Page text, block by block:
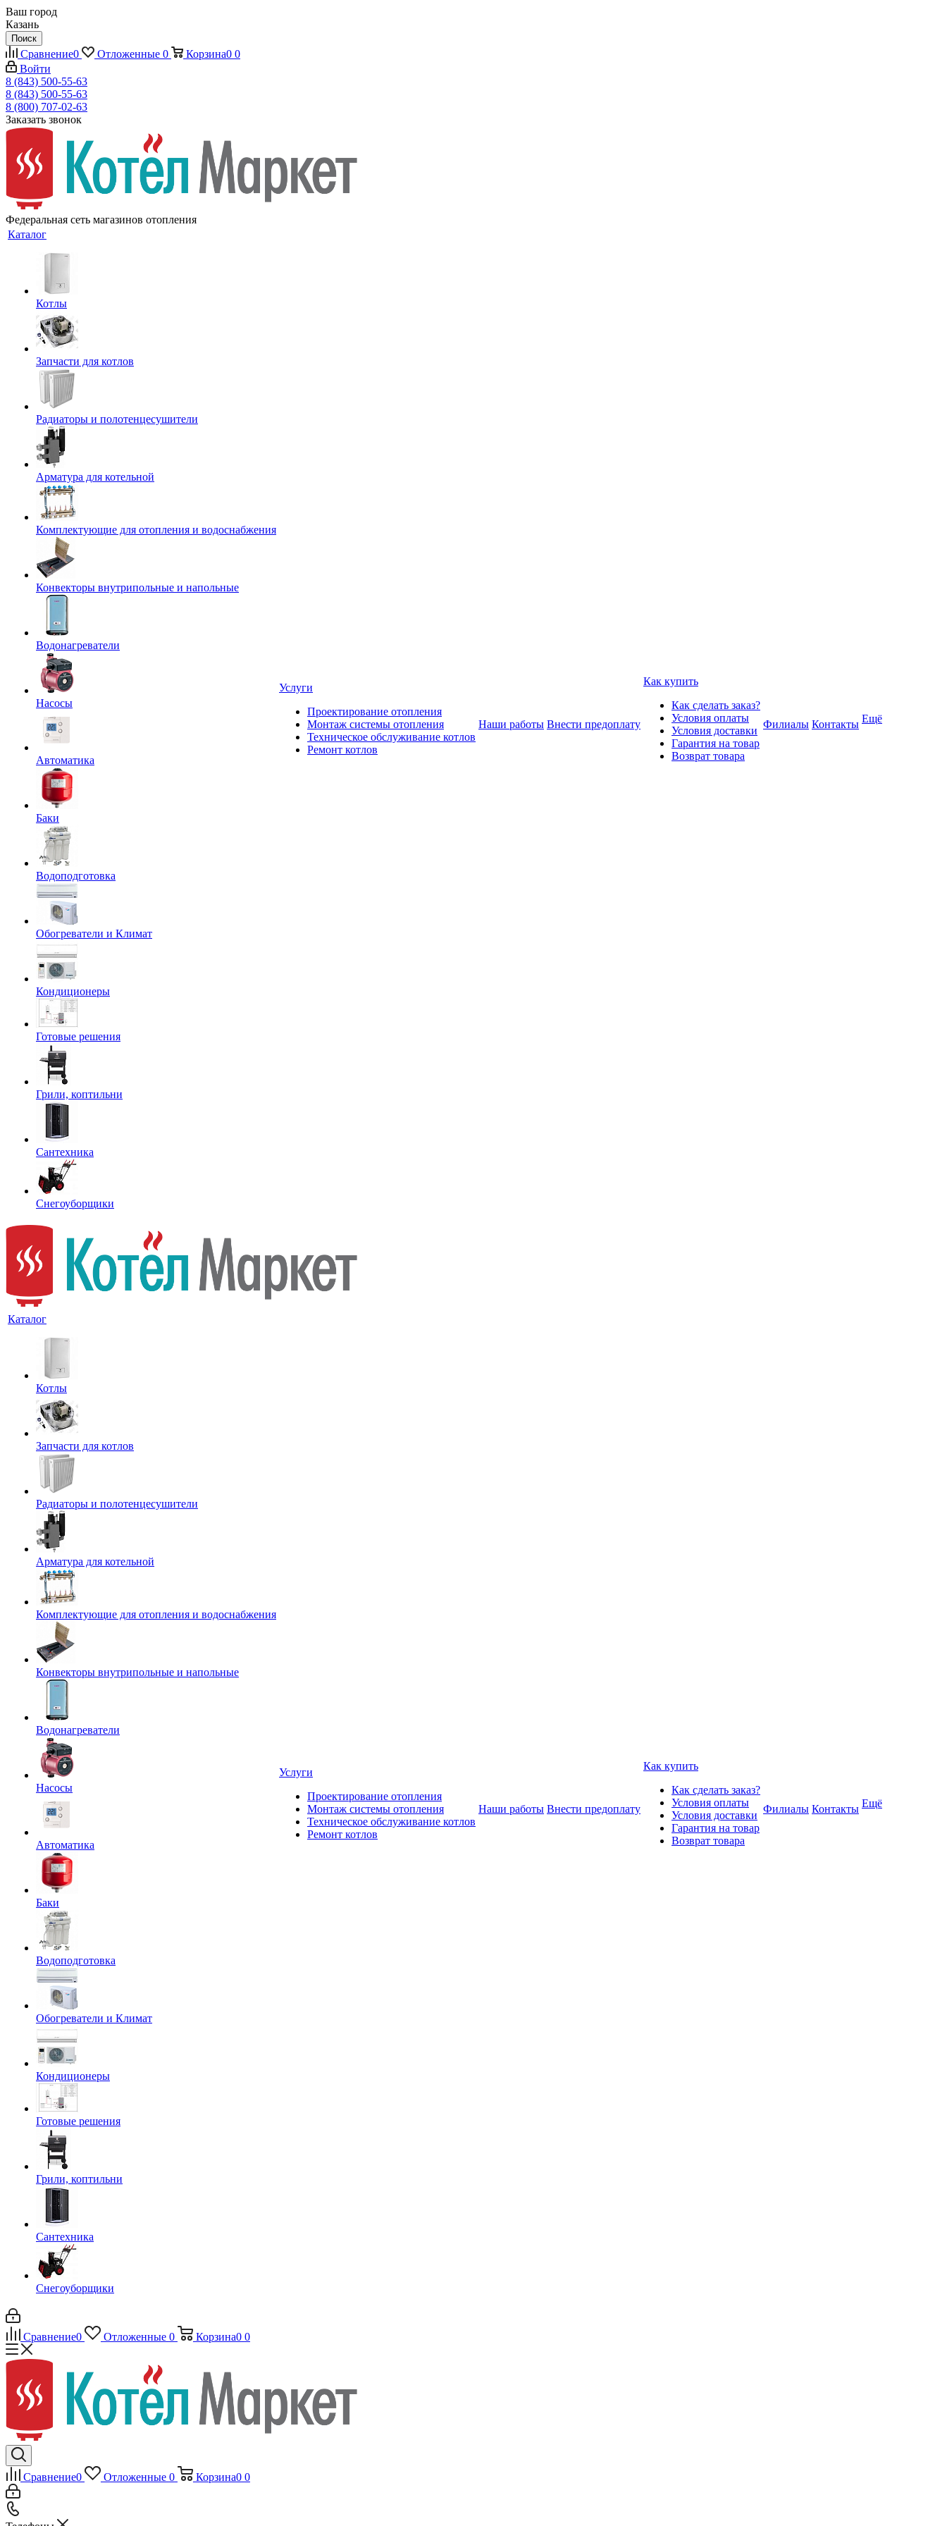
Ваш город
Казань
Поиск
Сравнение0 Отложенные 0 Корзина0 0
Войти
8 (843) 500-55-63
8 (843) 500-55-63
8 (800) 707-02-63
Заказать звонок
Федеральная сеть магазинов отопления
Каталог
Котлы
Запчасти для котлов
Радиаторы и полотенцесушители
Арматура для котельной
Комплектующие для отопления и водоснабжения
Конвекторы внутрипольные и напольные
Водонагреватели
Насосы
Автоматика
Баки
Водоподготовка
Обогреватели и Климат
Кондиционеры
Готовые решения
Грили, коптильни
Сантехника
Снегоуборщики
Услуги
Проектирование отопления
Монтаж системы отопления
Техническое обслуживание котлов
Ремонт котлов
Наши работы Внести предоплату
Как купить
Как сделать заказ?
Условия оплаты
Условия доставки
Гарантия на товар
Возврат товара
Филиалы Контакты Ещё
Каталог
Котлы
Запчасти для котлов
Радиаторы и полотенцесушители
Арматура для котельной
Комплектующие для отопления и водоснабжения
Конвекторы внутрипольные и напольные
Водонагреватели
Насосы
Автоматика
Баки
Водоподготовка
Обогреватели и Климат
Кондиционеры
Готовые решения
Грили, коптильни
Сантехника
Снегоуборщики
Услуги
Проектирование отопления
Монтаж системы отопления
Техническое обслуживание котлов
Ремонт котлов
Наши работы Внести предоплату
Как купить
Как сделать заказ?
Условия оплаты
Условия доставки
Гарантия на товар
Возврат товара
Филиалы Контакты Ещё
Сравнение0 Отложенные 0 Корзина0 0
Сравнение0 Отложенные 0 Корзина0 0